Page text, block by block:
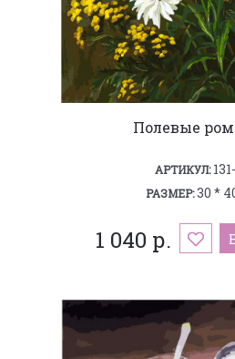
Полевые
АРТИКУЛ:
РАЗМЕР:30 *
1 040 р.